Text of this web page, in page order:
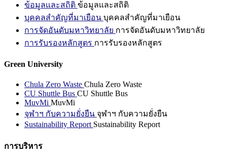
ข้อมูลและสถิติ ข้อมูลและสถิติ
บุคคลสำคัญที่มาเยือน บุคคลสำคัญที่มาเยือน
การจัดอันดับมหาวิทยาลัย การจัดอันดับมหาวิทยาลัย
การรับรองหลักสูตร การรับรองหลักสูตร
Green University
Chula Zero Waste Chula Zero Waste
CU Shuttle Bus CU Shuttle Bus
MuvMi MuvMi
จุฬาฯ กับความยั่งยืน จุฬาฯ กับความยั่งยืน
Sustainability Report Sustainability Report
การบริหาร